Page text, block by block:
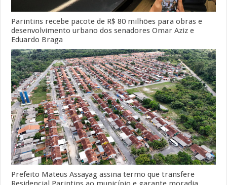
Parintins recebe pacote de R$ 80 milhões para obras e
desenvolvimento urbano dos senadores Omar Aziz e
Eduardo Braga
Prefeito Mateus Assayag assina termo que transfere